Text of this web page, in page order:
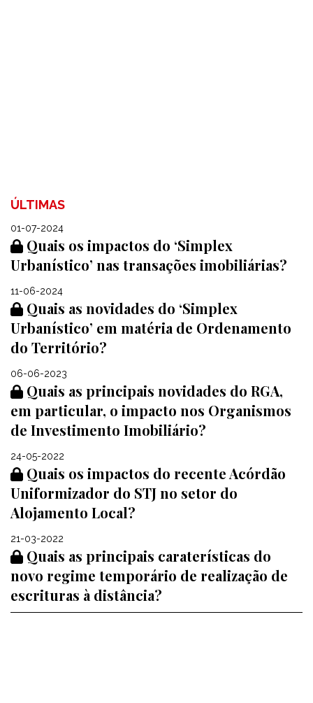
ÚLTIMAS
01-07-2024
Quais os impactos do ‘Simplex
Urbanístico’ nas transações imobiliárias?
11-06-2024
Quais as novidades do ‘Simplex
Urbanístico’ em matéria de Ordenamento
do Território?
06-06-2023
Quais as principais novidades do RGA,
em particular, o impacto nos Organismos
de Investimento Imobiliário?
24-05-2022
Quais os impactos do recente Acórdão
Uniformizador do STJ no setor do
Alojamento Local?
21-03-2022
Quais as principais caraterísticas do
novo regime temporário de realização de
escrituras à distância?